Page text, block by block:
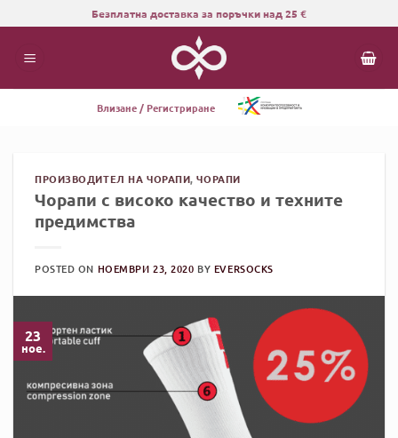
to
content
Безплатна доставка за поръчки над 25 €
Влизане / Регистриране
ПРОИЗВОДИТЕЛ НА ЧОРАПИ,ЧОРАПИ
Чорапи с високо качество и техните
предимства
POSTED ON НОЕМВРИ 23, 2020 BY EVERSOCKS
23
ное.